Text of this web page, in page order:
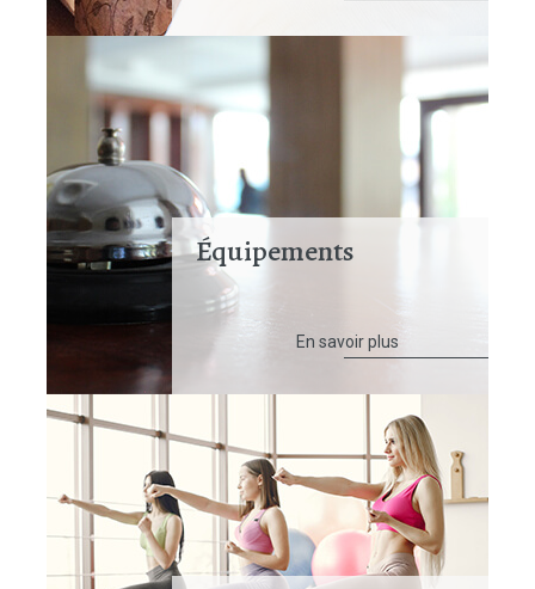
Équipements
En savoir plus